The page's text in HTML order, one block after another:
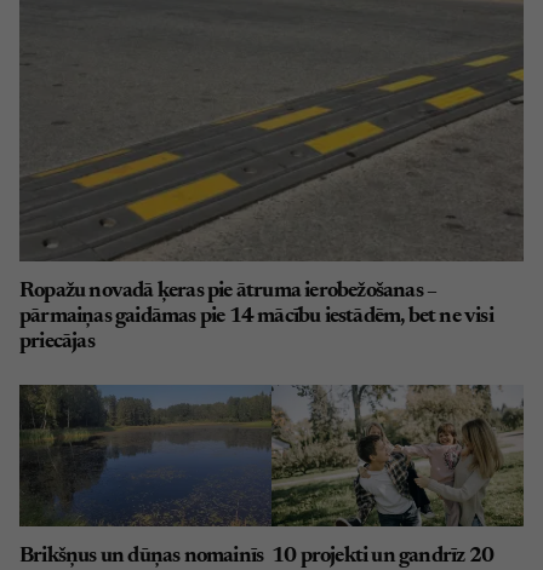
Ropažu novadā ķeras pie ātruma ierobežošanas –
pārmaiņas gaidāmas pie 14 mācību iestādēm, bet ne visi
priecājas
Brikšņus un dūņas nomainīs 10 projekti un gandrīz 20